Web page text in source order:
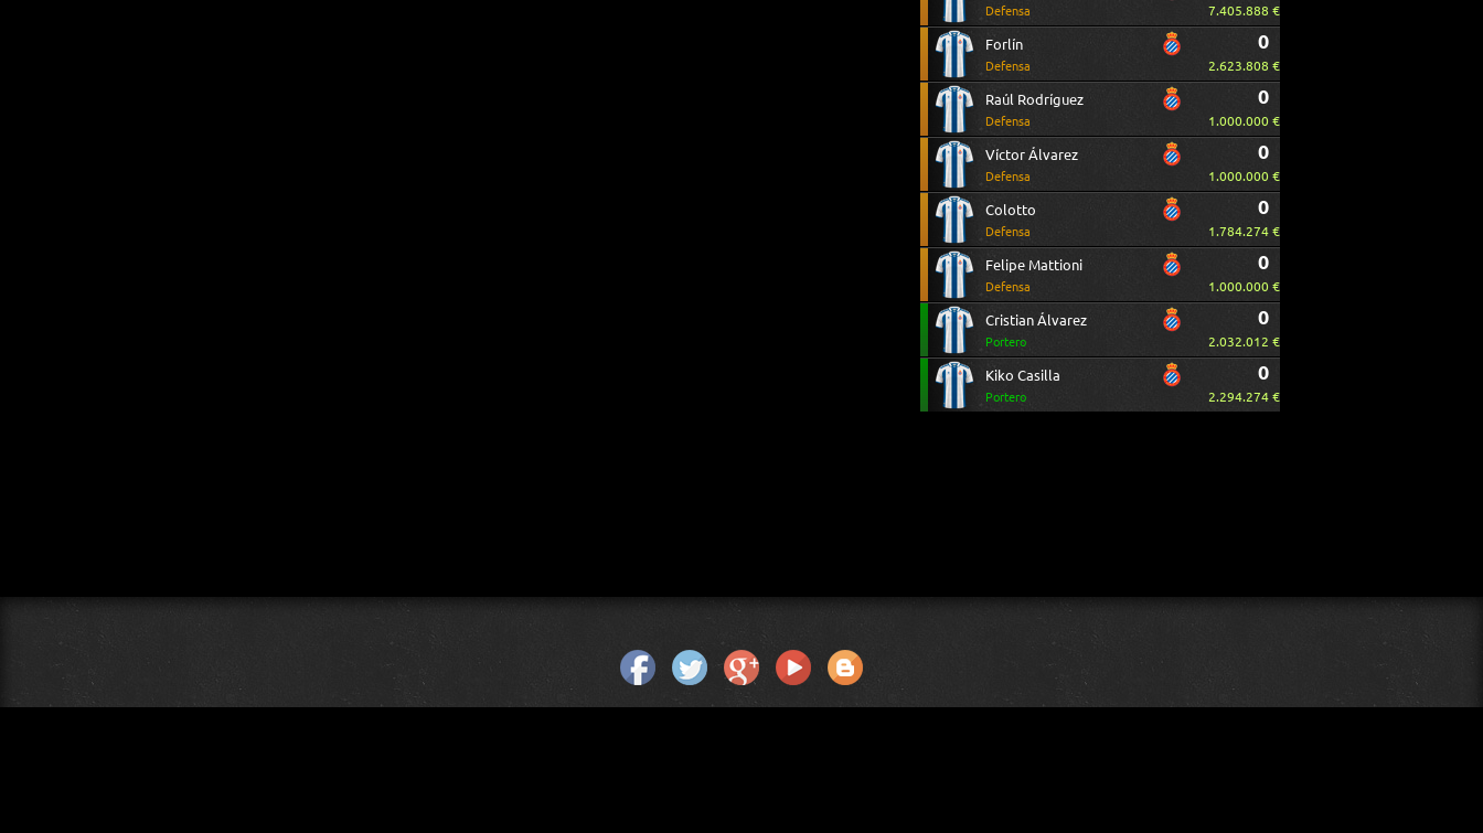
Defensa 7.405.888 €
Forlín
Defensa
0
2.623.808 €
Raúl Rodríguez
Defensa
0
1.000.000 €
Víctor Álvarez
Defensa
0
1.000.000 €
Colotto
Defensa
0
1.784.274 €
Felipe Mattioni
Defensa
0
1.000.000 €
Cristian Álvarez
Portero
0
2.032.012 €
Kiko Casilla
Portero
0
2.294.274 €